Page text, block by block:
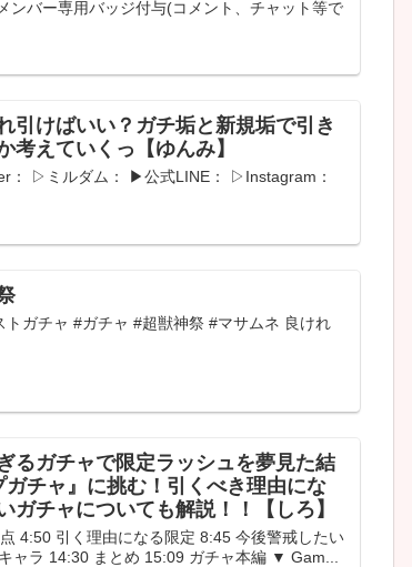
バー専用バッジ付与(コメント、チャット等で
引けばいい？ガチ垢と新規垢で引き
考えていくっ【ゆんみ】
▷ミルダム： ▶︎公式LINE： ▷Instagram：
ガチャ #ガチャ #超獣神祭 #マサムネ 良けれ
るガチャで限定ラッシュを夢見た結
チャ』に挑む！引くべき理由にな
チャについても解説！！【しろ】
4:50 引く理由になる限定 8:45 今後警戒したい
ャラ 14:30 まとめ 15:09 ガチャ本編 ▼ Gam...